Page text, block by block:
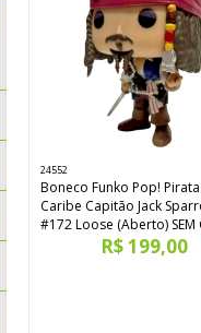
24552
Boneco Funko Pop!
Caribe Capitão Jack
#172 Loose (Aberto) SEM
R$ 199,00